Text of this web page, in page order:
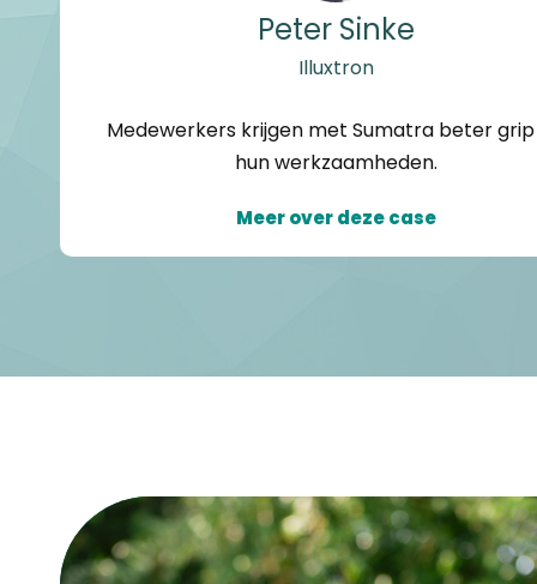
Peter Sinke
Illuxtron
Medewerkers krijgen met Sumatra beter
hun werkzaamheden.
Meer over deze case